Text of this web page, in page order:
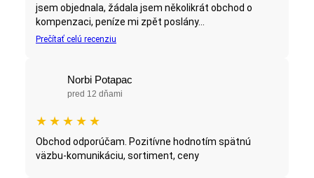
jsem objednala, žádala jsem několikrát obchod o
kompenzaci, peníze mi zpět poslány...
Prečítať celú recenziu
Norbi Potapac
pred 12 dňami
★ ★ ★ ★ ★
Obchod odporúčam. Pozitívne hodnotím spätnú
väzbu-komunikáciu, sortiment, ceny